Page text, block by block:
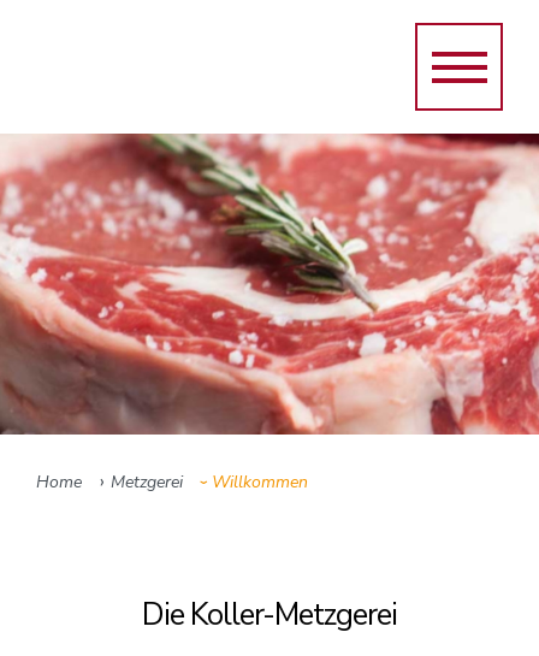
Home › Metzgerei ›Willkommen
Die Koller-Metzgerei